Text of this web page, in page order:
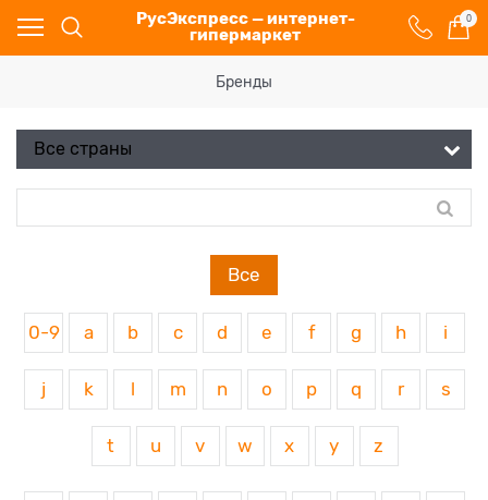
РусЭкспресс — интернет-
гипермаркет
0
Бренды
Все
0-9 a b c d e f g h i
j k m n o p q r s
t u v w x y z